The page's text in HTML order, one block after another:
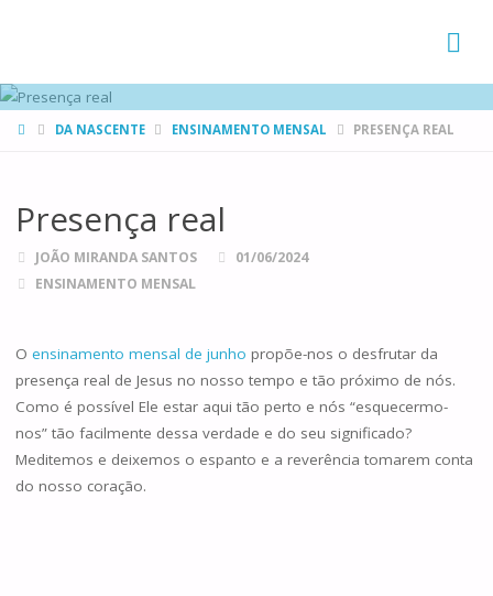
HOMEDA NASCENTE ENSINAMENTO MENSAL PRESENÇA REAL
Presença real
JOÃO MIRANDA SANTOS
01/06/2024
ENSINAMENTO MENSAL
O ensinamento mensal de junho propõe-nos o desfrutar da
presença real de Jesus no nosso tempo e tão próximo de nós.
Como é possível Ele estar aqui tão perto e nós “esquecermo-
nos” tão facilmente dessa verdade e do seu significado?
Meditemos e deixemos o espanto e a reverência tomarem conta
do nosso coração.